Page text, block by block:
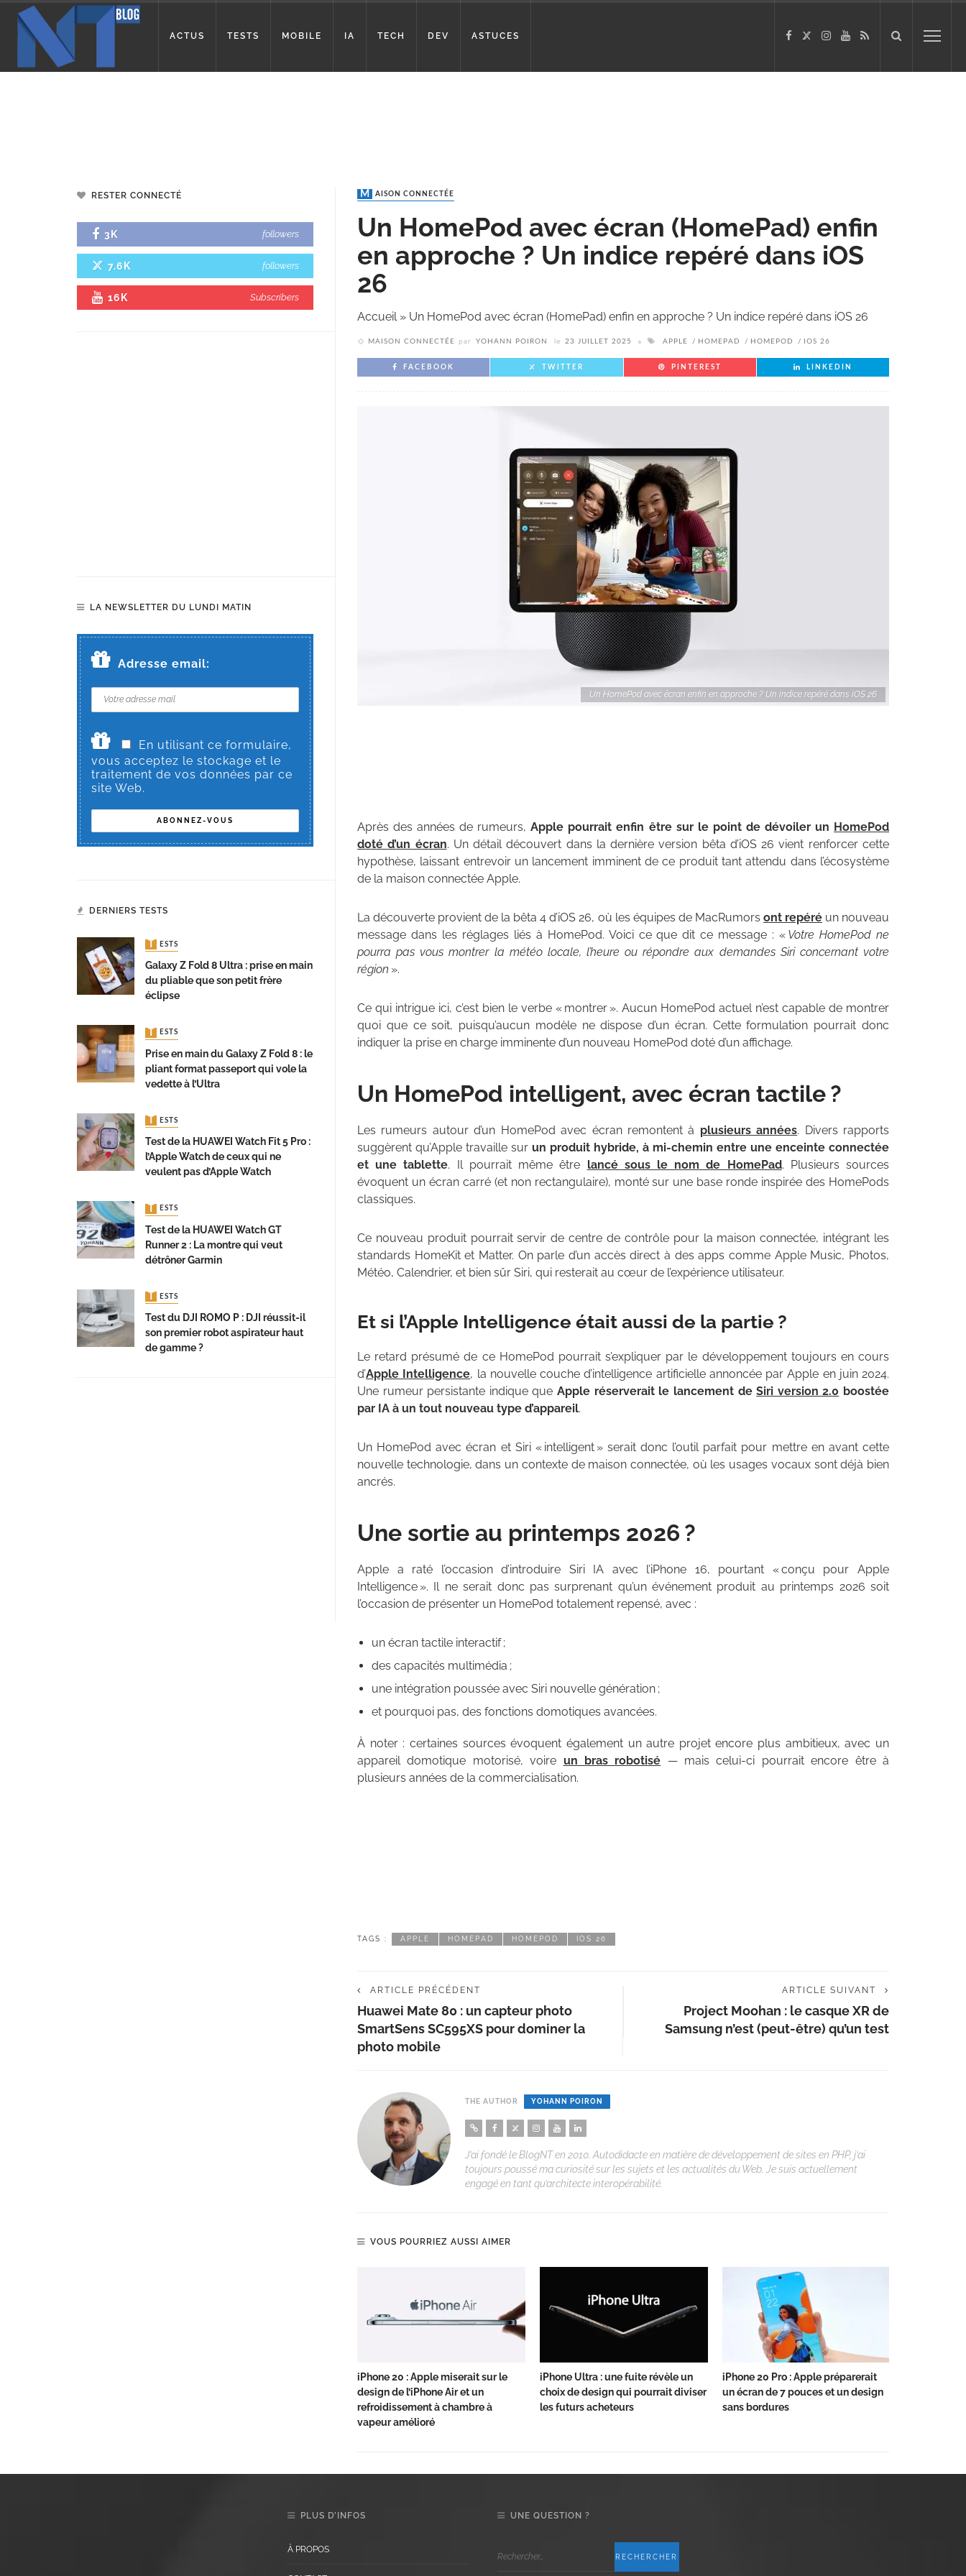
ACTUS TESTS MOBILE IA TECH DEV ASTUCES
MAISON CONNECTÉE
Un HomePod avec écran (HomePad) enfin
en approche ? Un indice repéré dans iOS
26
Accueil» Un HomePod avec écran (HomePad) enfin en approche ? Un indice repéré dans iOS 26
MAISON CONNECTÉE par YOHANN POIRON le 23 JUILLET 2025 APPLE HOMEPAD HOMEPOD IOS 26
FACEBOOK TWITTER PINTEREST LINKEDIN
Un HomePod avec écran enfin en approche ? Un indice repéré dans iOS 26
Après des années de rumeurs,Apple pourrait enfin être sur le point de dévoiler un HomePod
doté d’un écran. Un détail découvert dans la dernière version bêta d’iOS 26 vient renforcer cette
hypothèse, laissant entrevoir un lancement imminent de ce produit tant attendu dans l’écosystème
de la maison connectée Apple.
La découverte provient de la bêta 4 d’iOS 26, où les équipes de MacRumors ont repéréun nouveau
message dans les réglages liés à HomePod. Voici ce que dit ce message : « Votre HomePod ne
pourra pas vous montrer la météo locale, l’heure ou répondre aux demandes Siri concernant votre
région ».
Ce qui intrigue ici, c’est bien le verbe « montrer ». Aucun HomePod actuel n’est capable de montrer
quoi que ce soit, puisqu’aucun modèle ne dispose d’un écran. Cette formulation pourrait donc
indiquer la prise en charge imminente d’un nouveau HomePod doté d’un affichage.
Un HomePod intelligent, avec écran tactile ?
Les rumeurs autour d’un HomePod avec écran remontent à plusieurs années. Divers rapports
suggèrent qu’Apple travaille sur un produit hybride, à mi-chemin entre une enceinte connectée
et une tablette. Il pourrait même être lancé sous le nom de HomePad. Plusieurs sources
évoquent un écran carré (et non rectangulaire), monté sur une base ronde inspirée des HomePods
classiques.
Ce nouveau produit pourrait servir de centre de contrôle pour la maison connectée, intégrant les
standards HomeKit et Matter. On parle d’un accès direct à des apps comme Apple Music, Photos,
Météo, Calendrier, et bien sûr Siri, qui resterait au cœur de l’expérience utilisateur.
Et si l’Apple Intelligence était aussi de la partie ?
Le retard présumé de ce HomePod pourrait s’expliquer par le développement toujours en cours
d’Apple Intelligence, la nouvelle couche d’intelligence artificielle annoncée par Apple en juin 2024.
Une rumeur persistante indique queApple réserverait le lancement deSiri version 2.0 boostée
par IA à un tout nouveau type d’appareil.
Un HomePod avec écran et Siri « intelligent » serait donc l’outil parfait pour mettre en avant cette
nouvelle technologie, dans un contexte de maison connectée, où les usages vocaux sont déjà bien
ancrés.
Une sortie au printemps 2026 ?
Apple a raté l’occasion d’introduire Siri IA avec l’iPhone 16, pourtant « conçu pour Apple
Intelligence ». Il ne serait donc pas surprenant qu’un événement produit au printemps 2026 soit
l’occasion de présenter un HomePod totalement repensé, avec :
un écran tactile interactif ;
des capacités multimédia ;
une intégration poussée avec Siri nouvelle génération ;
et pourquoi pas, des fonctions domotiques avancées.
À noter : certaines sources évoquent également un autre projet encore plus ambitieux, avec un
appareil domotique motorisé, voire un bras robotisé — mais celui-ci pourrait encore être à
plusieurs années de la commercialisation.
TAGS : APPLE HOMEPAD HOMEPOD IOS 26
ARTICLE PRÉCÉDENT
Huawei Mate 80 : un capteur photo
SmartSens SC595XS pour dominer la
photo mobile
ARTICLE SUIVANT
Project Moohan : le casque XR de
Samsung n’est (peut-être) qu’un test
THE AUTHOR YOHANN POIRON
J’ai fondé le BlogNT en 2010. Autodidacte en matière de développement de sites en PHP, j’ai
toujours poussé ma curiosité sur les sujets et les actualités du Web. Je suis actuellement
engagé en tant qu’architecte interopérabilité.
VOUS POURRIEZ AUSSI AIMER
iPhone 20 : Apple miserait sur le
design de l’iPhone Air et un
refroidissement à chambre à
vapeur amélioré
iPhone Ultra : une fuite révèle un
choix de design qui pourrait diviser
les futurs acheteurs
iPhone 20 Pro : Apple préparerait
un écran de 7 pouces et un design
sans bordures
RESTER CONNECTÉ
3K followers
7.6K followers
16K Subscribers
LA NEWSLETTER DU LUNDI MATIN
Adresse email:
En utilisant ce formulaire,
vous acceptez le stockage et le
traitement de vos données par ce
site Web.
DERNIERS TESTS
TESTS
Galaxy Z Fold 8 Ultra : prise en main
du pliable que son petit frère
éclipse
TESTS
Prise en main du Galaxy Z Fold 8 : le
pliant format passeport qui vole la
vedette à l’Ultra
TESTS
Test de la HUAWEI Watch Fit 5 Pro :
l’Apple Watch de ceux qui ne
veulent pas d’Apple Watch
TESTS
Test de la HUAWEI Watch GT
Runner 2 : La montre qui veut
détrôner Garmin
TESTS
Test du DJI ROMO P : DJI réussit-il
son premier robot aspirateur haut
de gamme ?
PLUS D’INFOS
À PROPOS
UNE QUESTION ?